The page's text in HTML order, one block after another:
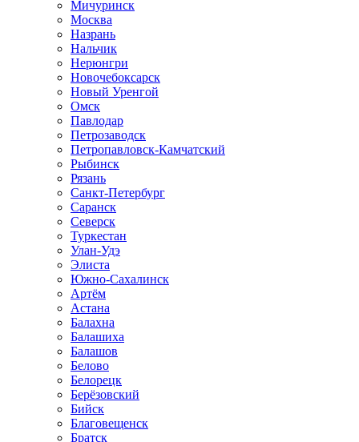
Мичуринск
Москва
Назрань
Нальчик
Нерюнгри
Новочебоксарск
Новый Уренгой
Омск
Павлодар
Петрозаводск
Петропавловск-Камчатский
Рыбинск
Рязань
Санкт-Петербург
Саранск
Северск
Туркестан
Улан-Удэ
Элиста
Южно-Сахалинск
Артём
Астана
Балахна
Балашиха
Балашов
Белово
Белорецк
Берёзовский
Бийск
Благовещенск
Братск